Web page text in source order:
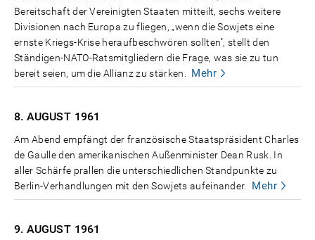
Bereitschaft der Vereinigten Staaten mitteilt, sechs weitere
Divisionen nach Europa zu fliegen, „wenn die Sowjets eine
ernste Kriegs-Krise heraufbeschwören sollten", stellt den
Ständigen-NATO-Ratsmitgliedern die Frage, was sie zu tun
bereit seien, um die Allianz zu stärken.
Mehr
8. AUGUST 1961
Am Abend empfängt der französische Staatspräsident Charles
de Gaulle den amerikanischen Außenminister Dean Rusk. In
aller Schärfe prallen die unterschiedlichen Standpunkte zu
Berlin-Verhandlungen mit den Sowjets aufeinander.
Mehr
9. AUGUST 1961